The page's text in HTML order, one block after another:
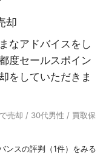
却
なアドバイスをし
度セールスポイン
をしていただきま
売却 / 30代男性 / 買取保
ンスの評判（1件）をみる